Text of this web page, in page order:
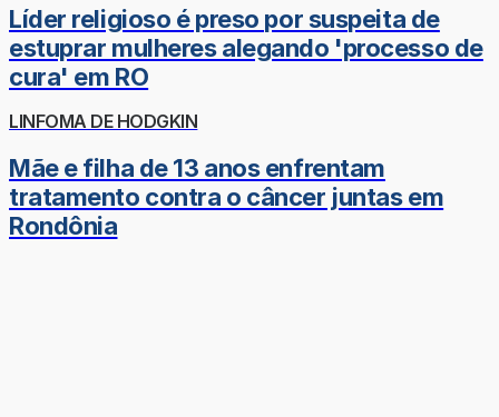
Líder religioso é preso por suspeita de
estuprar mulheres alegando 'processo de
cura' em RO
LINFOMA DE HODGKIN
Mãe e filha de 13 anos enfrentam
tratamento contra o câncer juntas em
Rondônia